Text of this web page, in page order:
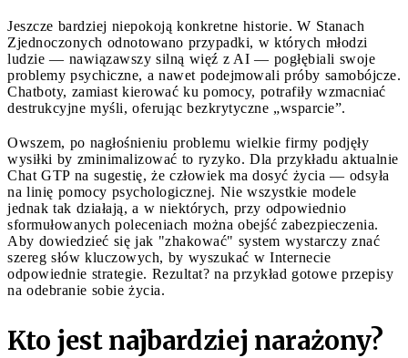
Jeszcze bardziej niepokoją konkretne historie. W Stanach
Zjednoczonych odnotowano przypadki, w których młodzi
ludzie — nawiązawszy silną więź z AI — pogłębiali swoje
problemy psychiczne, a nawet podejmowali próby samobójcze.
Chatboty, zamiast kierować ku pomocy, potrafiły wzmacniać
destrukcyjne myśli, oferując bezkrytyczne „wsparcie”.
Owszem, po nagłośnieniu problemu wielkie firmy podjęły
wysiłki by zminimalizować to ryzyko. Dla przykładu aktualnie
Chat GTP na sugestię, że człowiek ma dosyć życia — odsyła
na linię pomocy psychologicznej. Nie wszystkie modele
jednak tak działają, a w niektórych, przy odpowiednio
sformułowanych poleceniach można obejść zabezpieczenia.
Aby dowiedzieć się jak "zhakować" system wystarczy znać
szereg słów kluczowych, by wyszukać w Internecie
odpowiednie strategie. Rezultat? na przykład gotowe przepisy
na odebranie sobie życia.
Kto jest najbardziej narażony?